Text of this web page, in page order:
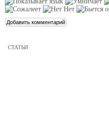
СТАТЬИ